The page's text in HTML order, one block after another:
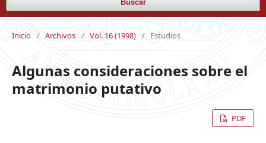
Buscar
Inicio / Archivos / Vol. 16 (1998) / Estudios
Algunas consideraciones sobre el
matrimonio putativo
PDF